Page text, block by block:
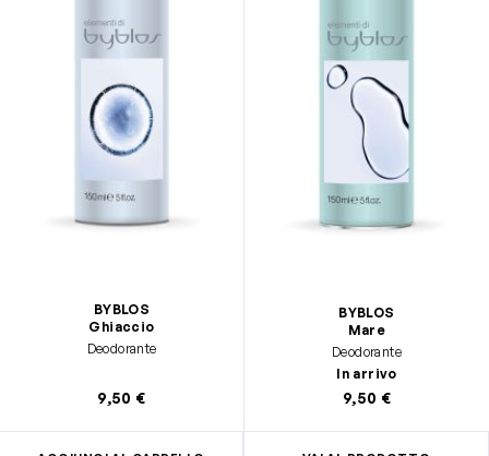
BYBLOS
Ghiaccio
Deodorante
9,50 €
BYBLOS
Mare
Deodorante
In arrivo
9,50 €